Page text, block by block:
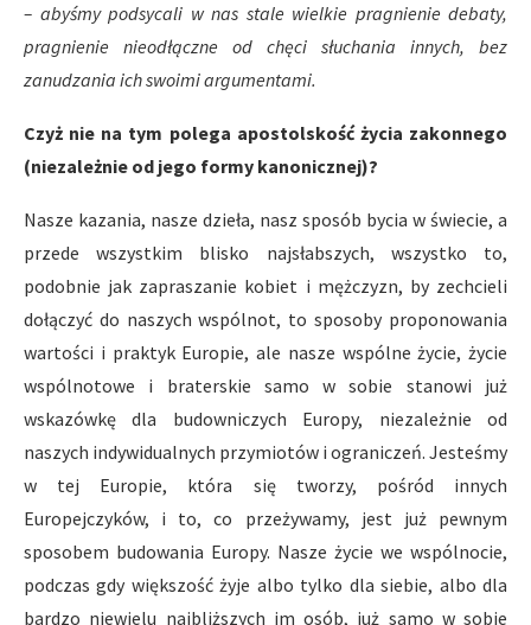
– abyśmy podsycali w nas stale wielkie pragnienie debaty,
pragnienie nieodłączne od chęci słuchania innych, bez
zanudzania ich swoimi argumentami.
Czyż nie na tym polega apostolskość życia zakonnego
(niezależnie od jego formy kanonicznej)?
Nasze kazania, nasze dzieła, nasz sposób bycia w świecie, a
przede wszystkim blisko najsłabszych, wszystko to,
podobnie jak zapraszanie kobiet i mężczyzn, by zechcieli
dołączyć do naszych wspólnot, to sposoby proponowania
wartości i praktyk Europie, ale nasze wspólne życie, życie
wspólnotowe i braterskie samo w sobie stanowi już
wskazówkę dla budowniczych Europy, niezależnie od
naszych indywidualnych przymiotów i ograniczeń. Jesteśmy
w tej Europie, która się tworzy, pośród innych
Europejczyków, i to, co przeżywamy, jest już pewnym
sposobem budowania Europy. Nasze życie we wspólnocie,
podczas gdy większość żyje albo tylko dla siebie, albo dla
bardzo niewielu najbliższych im osób, już samo w sobie